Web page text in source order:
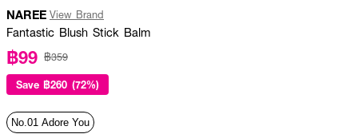
NAREE View Brand
Fantastic Blush Stick Balm
฿99 ฿359
Save ฿260 (72%)
No.01 Adore You